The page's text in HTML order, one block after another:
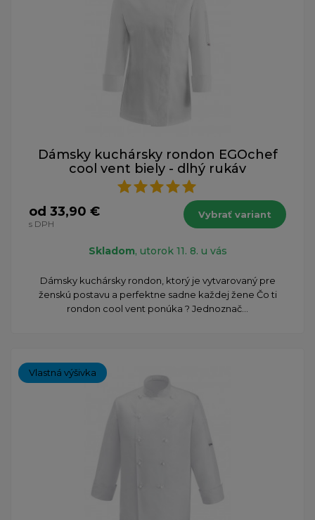
Dámsky kuchársky rondon EGOchef
cool vent biely - dlhý rukáv
od 33,90 €
s DPH
Vybrať variant
Skladom, utorok 11. 8. u vás
Dámsky kuchársky rondon, ktorý je vytvarovaný pre
ženskú postavu a perfektne sadne každej žene Čo ti
rondon cool vent ponúka ? Jednoznač...
Vlastná výšivka